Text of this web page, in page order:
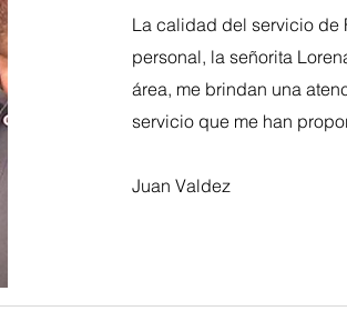
La calidad del servicio de
personal, la señorita
área, me brindan una
servicio que me han
Juan Valdez